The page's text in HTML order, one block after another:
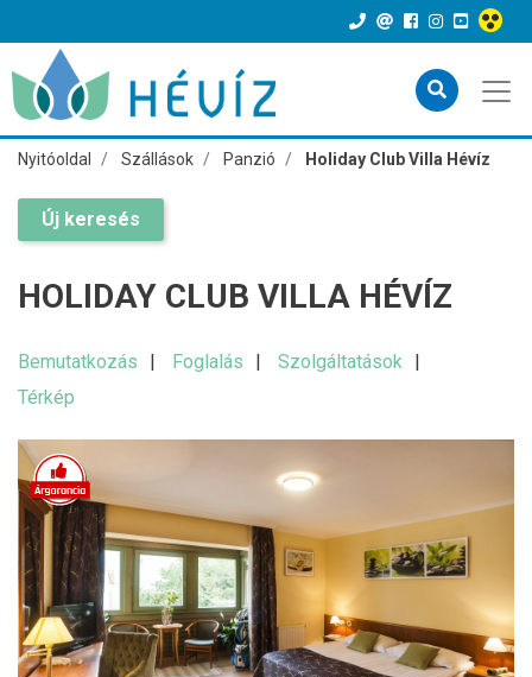
Nyitóoldal Szállások Panzió Holiday Club Villa Hévíz
Új keresés
HOLIDAY CLUB VILLA HÉVÍZ
Bemutatkozás Foglalás
Szolgáltatások
Térkép